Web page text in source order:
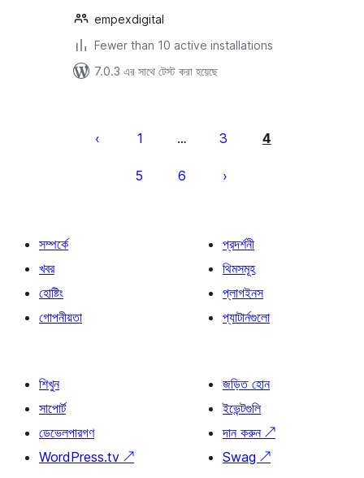
empexdigital
Fewer than 10 active installations
7.0.3 এর সাথে টেস্ট করা হয়েছে
পেজিনেশন
1 … 3 4
5 6
সম্পর্কে
খবর
হোষ্টিং
গোপনীয়তা
প্রদর্শনী
থিমসমূহ
প্লাগইনস
প্যাটার্নগুলো
শিখুন
সাপোর্ট
ডেভেলপারগণ
WordPress.tv ↗
জড়িত হোন
ইভেন্টগুলি
দান করুন ↗
Swag ↗